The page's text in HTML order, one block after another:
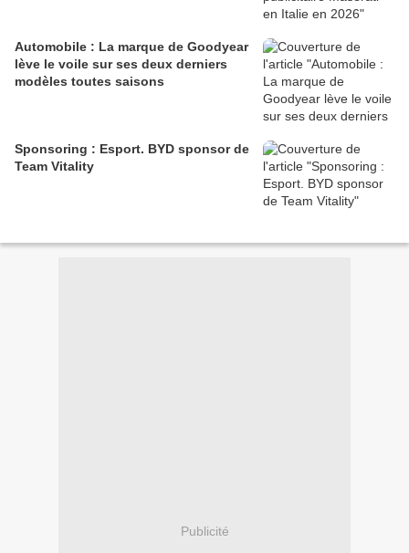
Automobile : La marque de Goodyear
lève le voile sur ses deux derniers
modèles toutes saisons
Sponsoring : Esport. BYD sponsor de
Team Vitality
Publicité